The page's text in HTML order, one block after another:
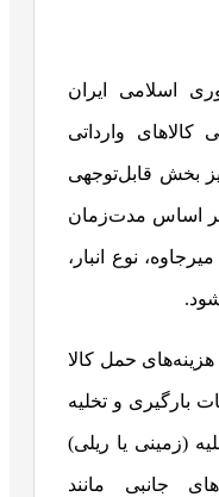
اسلامی ایران
وارداتی
بخش قابل‌توجهی
بر اساس مدت‌زمان
نوع انبار،
حمل کالا
بارگیری و تخلیه
(زمینی یا ریلی)
جانبی مانند